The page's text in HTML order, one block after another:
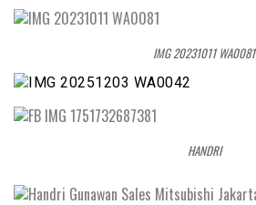
IMG 20231011 WA0081
HANDRI